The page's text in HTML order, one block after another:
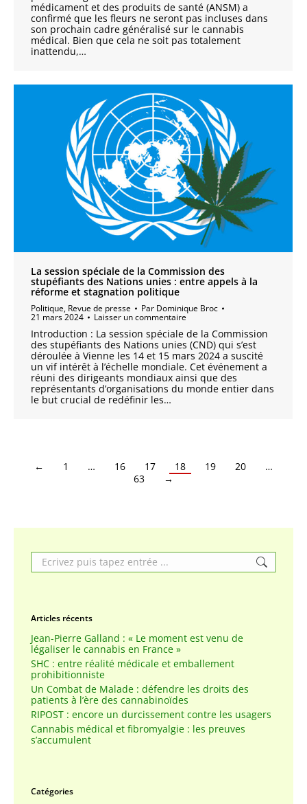
médicament et des produits de santé (ANSM) a
confirmé que les fleurs ne seront pas incluses dans
son prochain cadre généralisé sur le cannabis
médical. Bien que cela ne soit pas totalement
inattendu,…
La session spéciale de la Commission des
stupéfiants des Nations unies : entre appels à la
réforme et stagnation politique
Politique, Revue de presse Par Dominique Broc
21 mars 2024 Laisser un commentaire
Introduction : La session spéciale de la Commission
des stupéfiants des Nations unies (CND) qui s’est
déroulée à Vienne les 14 et 15 mars 2024 a suscité
un vif intérêt à l’échelle mondiale. Cet événement a
réuni des dirigeants mondiaux ainsi que des
représentants d’organisations du monde entier dans
le but crucial de redéfinir les…
← 1 … 16 17 18 19 20
…
63
→
Search:
Articles récents
Jean-Pierre Galland : « Le moment est venu de
légaliser le cannabis en France »
SHC : entre réalité médicale et emballement
prohibitionniste
Un Combat de Malade : défendre les droits des
patients à l’ère des cannabinoïdes
RIPOST : encore un durcissement contre les usagers
Cannabis médical et fibromyalgie : les preuves
s’accumulent
Catégories